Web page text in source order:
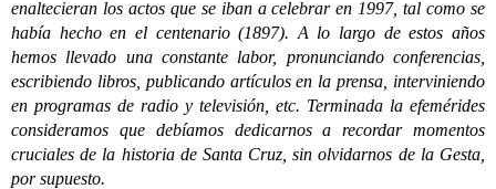
enaltecieran los actos que se iban a celebrar en 1997, tal como se
había hecho en el centenario (1897). A lo largo de estos años
hemos llevado una constante labor, pronunciando conferencias,
escribiendo libros, publicando artículos en la prensa, interviniendo
en programas de radio y televisión, etc. Terminada la efemérides
consideramos que debíamos dedicarnos a recordar momentos
cruciales de la historia de Santa Cruz, sin olvidarnos de la Gesta,
por supuesto.